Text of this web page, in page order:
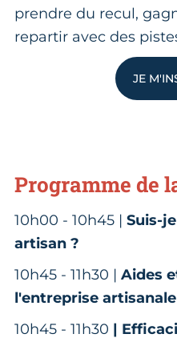
prendre du recul,
repartir avec des
JE
Programme de
10h00 - 10h45 | Suis-
artisan ?
10h45 - 11h30 | Aides
l'entreprise artisanale
10h45 - 11h30 |